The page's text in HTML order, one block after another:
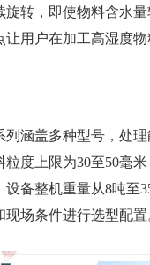
旋转，即使物料含水
用户在加工高湿度物
涵盖多种型号，处理
粒度上限为30至50毫
设备整机重量从8吨至
场条件进行选型配置